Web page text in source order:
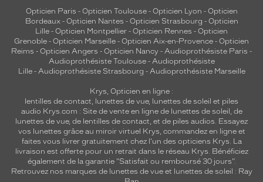
Opticien Paris - Opticien Toulouse- Opticien Lyon - Opticien
Bordeaux- Opticien Nantes - Opticien Strasbourg - Opticien
Lille - Opticien Montpellier - Opticien Rennes - Opticien
Grenoble - Opticien Marseille - Opticien Aix-en-Provence - Opticien
Reims - Opticien Angers - Opticien Nancy - Audioprothésiste Paris -
Audioprothésiste Toulouse- Audioprothésiste
Lille- Audioprothésiste Strasbourg - Audioprothésiste Marseille
Krys, Opticien en ligne :
lentilles de contact, lunettes de vue, lunettes de soleil et piles
audio Krys.com : Site de vente en ligne de lunettes de soleil, de
lunettes de vue, de lentilles de contact, et de piles audios. Essayez
vos lunettes grâce au miroir virtuel Krys, commandez en ligne et
faites vous livrer gratuitement chez l'un des opticiens Krys. La
livraison est offerte pour un retrait dans le réseau Krys. Bénéficiez
également de la garantie "Satisfait ou remboursé 30 jours".
Retrouvez nos marques de lunettes de vue et lunettes de soleil : Ray